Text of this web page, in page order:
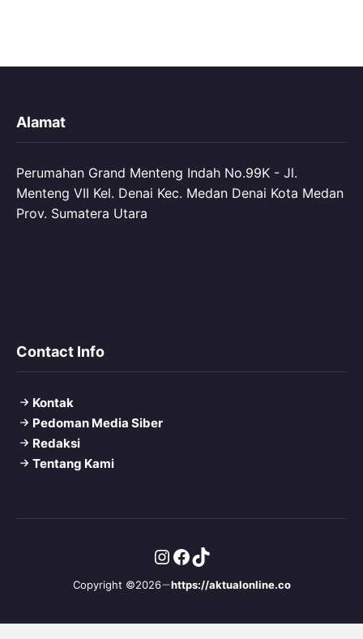
Alamat
Perumahan Grand Menteng Indah No.99K - Jl.
Menteng VII Kel. Denai Kec. Medan Denai Kota Medan
Prov. Sumatera Utara
Contact Info
Kontak
Pedoman Media Siber
Redaksi
Tentang Kami
Copyright ©2026 https://aktualonline.co
Instagram
Facebook
TikTok